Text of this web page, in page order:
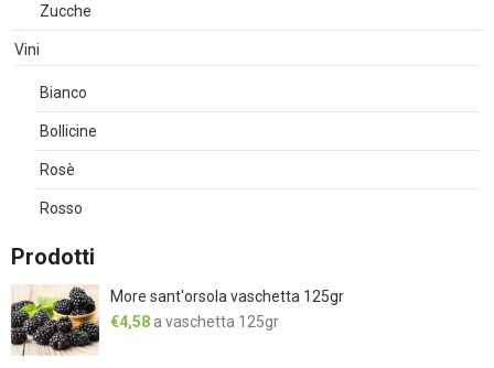
Zucche
Vini
Bianco
Bollicine
Rosè
Rosso
Prodotti
More sant'orsola vaschetta 125gr
€4,58 a vaschetta 125gr